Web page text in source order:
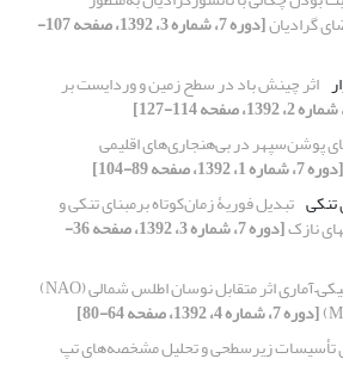
گرادیان [دوره 7، شماره 3، 1392، صفحه 107-
اثر چینش باد در سطح زمین و وردایست بر
در بی‌هنجاری‌های اقلیمی‌
[دوره 7، شماره 1، 1392، صفحه 89-104]
تنکی تبدیل فوریۀ زمان‌کوتاه برمبنای تنکی و
نازک [دوره 7، شماره 3، 1392، صفحه 36-
تحلیل دینامیکی‌–‌آماری اثر متقابل نوسان اطلس شمالی (NAO)
[دوره 7، شماره 4، 1392، صفحه 64-80]
تأسیسات زیرسطحی و تحلیل مشخصه‌های تپ